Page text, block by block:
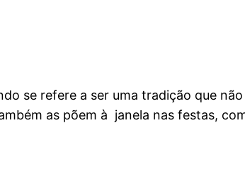
se refere a ser uma tradição que
as põem à janela nas festas,